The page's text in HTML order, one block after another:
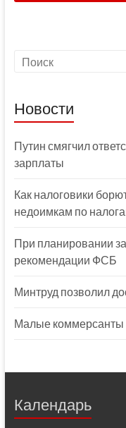
Новости
Путин смягчил
зарплаты
Как налоговики
недоимкам по
При планировании
рекомендации ФСБ
Минтруд позволил
Малые коммерсанты
Календарь